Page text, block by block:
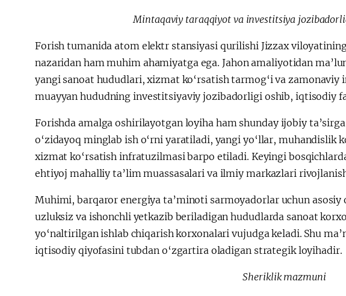
Mintaqaviy taraqqiyot va investitsiya
Forish tumanida atom elektr stansiyasi qurilishi Jizzax
nazaridan ham muhim ahamiyatga ega. Jahon amaliyotidan
yangi sanoat hududlari, xizmat ko‘rsatish tarmog‘i va
muayyan hududning investitsiyaviy jozibadorligi oshib, iqtisodiy
Forishda amalga oshirilayotgan loyiha ham shunday ijobiy
o‘zidayoq minglab ish o‘rni yaratiladi, yangi yo‘llar,
xizmat ko‘rsatish infratuzilmasi barpo etiladi. Keyingi
ehtiyoj mahalliy ta’lim muassasalari va ilmiy markazlari
Muhimi, barqaror energiya ta’minoti sarmoyadorlar uchun
uzluksiz va ishonchli yetkazib beriladigan hududlarda sanoat
yo‘naltirilgan ishlab chiqarish korxonalari vujudga keladi. Shu
iqtisodiy qiyofasini tubdan o‘zgartira oladigan strategik loyihadir.
Sheriklik mazmuni